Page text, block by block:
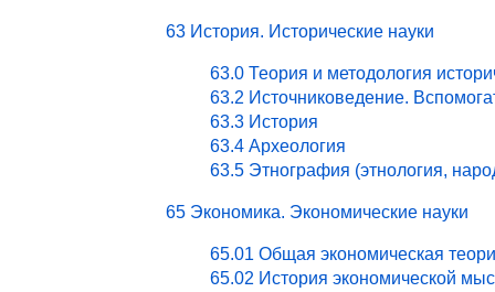
63 История. Исторические науки
63.0 Теория и методология
63.2 Источниковедение.
63.3 История
63.4 Археология
63.5 Этнография (этнология,
65 Экономика. Экономические науки
65.01 Общая экономическая
65.02 История экономической